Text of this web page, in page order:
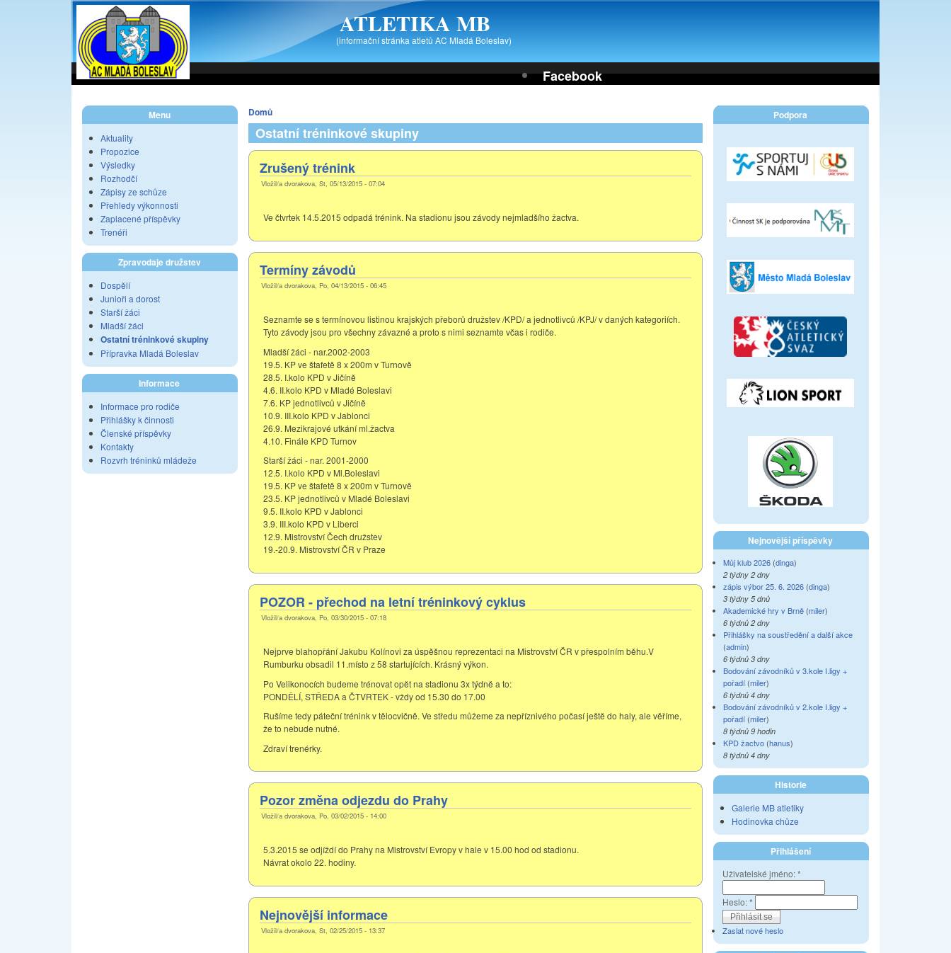
ATLETIKA MB
(informační stránka atletů AC Mladá Boleslav)
Facebook
Menu
Aktuality
Propozice
Výsledky
Rozhodčí
Zápisy ze schůze
Přehledy výkonnosti
Zaplacené příspěvky
Trenéři
Zpravodaje družstev
Dospělí
Junioři a dorost
Starší žáci
Mladší žáci
Ostatní tréninkové skupiny
Přípravka Mladá Boleslav
Informace
Informace pro rodiče
Přihlášky k činnosti
Členské příspěvky
Kontakty
Rozvrh tréninků mládeže
Domů
Ostatní tréninkové skupiny
Zrušený trénink
Vložil/a dvorakova, St, 05/13/2015 - 07:04
Ve čtvrtek 14.5.2015 odpadá trénink. Na stadionu jsou závody nejmladšího žactva.
Termíny závodů
Vložil/a dvorakova, Po, 04/13/2015 - 06:45
Seznamte se s termínovou listinou krajských přeborů družstev /KPD/ a jednotlivců /KPJ/ v daných kategoriích.
Tyto závody jsou pro všechny závazné a proto s nimi seznamte včas i rodiče.
Mladší žáci - nar.2002-2003
19.5. KP ve štafetě 8 x 200m v Turnově
28.5. I.kolo KPD v Jičíně
4.6. II.kolo KPD v Mladé Boleslavi
7.6. KP jednotlivců v Jičíně
10.9. III.kolo KPD v Jablonci
26.9. Mezikrajové utkání ml.žactva
4.10. Finále KPD Turnov
Starší žáci - nar. 2001-2000
12.5. I.kolo KPD v Ml.Boleslavi
19.5. KP ve štafetě 8 x 200m v Turnově
23.5. KP jednotlivců v Mladé Boleslavi
9.5. II.kolo KPD v Jablonci
3.9. III.kolo KPD v Liberci
12.9. Mistrovství Čech družstev
19.-20.9. Mistrovství ČR v Praze
POZOR - přechod na letní tréninkový cyklus
Vložil/a dvorakova, Po, 03/30/2015 - 07:18
Nejprve blahopřání Jakubu Kolínovi za úspěšnou reprezentaci na Mistrovství ČR v přespolním běhu.V
Rumburku obsadil 11.místo z 58 startujících. Krásný výkon.
Po Velikonocích budeme trénovat opět na stadionu 3x týdně a to:
PONDĚLÍ, STŘEDA a ČTVRTEK - vždy od 15.30 do 17.00
Rušíme tedy páteční trénink v tělocvičně. Ve středu můžeme za nepříznivého počasí ještě do haly, ale věříme,
že to nebude nutné.
Zdraví trenérky.
Pozor změna odjezdu do Prahy
Vložil/a dvorakova, Po, 03/02/2015 - 14:00
5.3.2015 se odjíždí do Prahy na Mistrovství Evropy v hale v 15.00 hod od stadionu.
Návrat okolo 22. hodiny.
Nejnovější informace
Vložil/a dvorakova, St, 02/25/2015 - 13:37
Podpora
Nejnovější příspěvky
Můj klub 2026(dinga)
2 týdny 2 dny
zápis výbor 25. 6. 2026(dinga)
3 týdny 5 dnů
Akademické hry v Brně(miler)
6 týdnů 2 dny
Přihlášky na soustředění a další akce
(admin)
6 týdnů 3 dny
Bodování závodníků v 3.kole I.ligy +
pořadí(miler)
6 týdnů 4 dny
Bodování závodníků v 2.kole I.ligy +
pořadí(miler)
8 týdnů 9 hodin
KPD žactvo(hanus)
8 týdnů 4 dny
Historie
Galerie MB atletiky
Hodinovka chůze
Přihlášení
Uživatelské jméno:*
Heslo:*
Zaslat nové heslo